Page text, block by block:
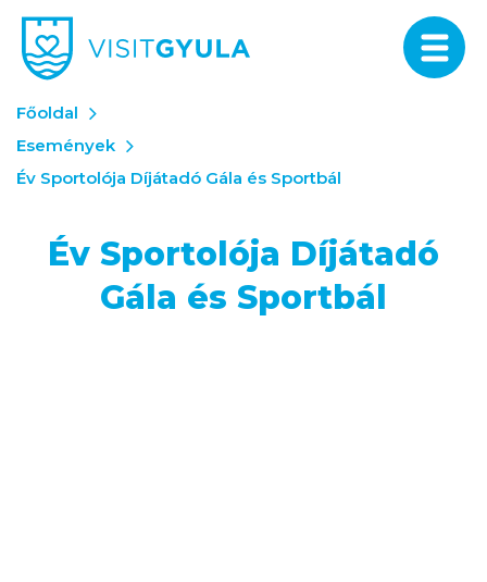
Főoldal
Események
Év Sportolója Díjátadó Gála és Sportbál
Év Sportolója Díjátadó
Gála és Sportbál